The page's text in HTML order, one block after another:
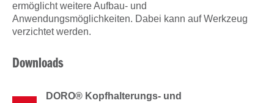
ermöglicht weitere Aufbau- und
Anwendungsmöglichkeiten. Dabei kann auf Werkzeug
verzichtet werden.
Downloads
DORO® Kopfhalterungs- und